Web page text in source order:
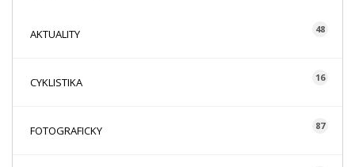
AKTUALITY 48
CYKLISTIKA 16
FOTOGRAFICKY 87